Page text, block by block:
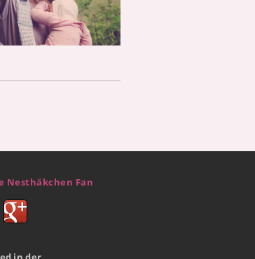
Nesthäkchen Fan